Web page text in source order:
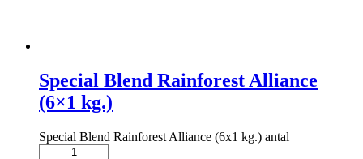
Special Blend Rainforest Alliance
(6×1 kg.)
Special Blend Rainforest Alliance (6x1 kg.) antal